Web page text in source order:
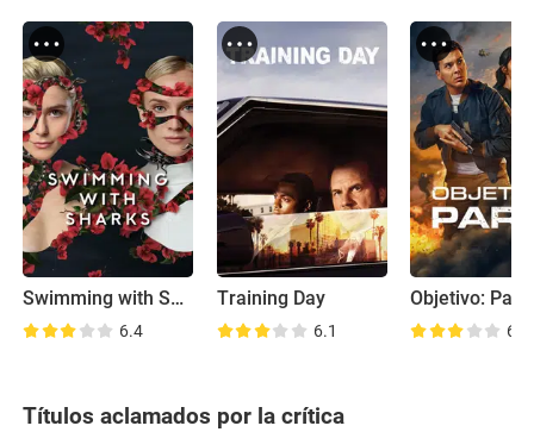
Swimming with Sharks
6.4
Training Day
6.1
Objetivo: París
6.6
Títulos aclamados por la crítica